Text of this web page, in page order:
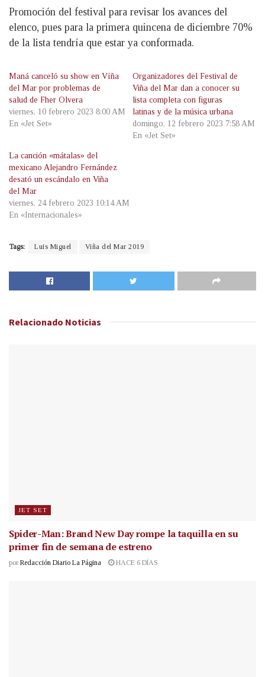
Promoción del festival para revisar los avances del
elenco, pues para la primera quincena de diciembre 70%
de la lista tendría que estar ya conformada.
Maná canceló su show en Víña
del Mar por problemas de
salud de Fher Olvera
viernes, 10 febrero 2023 8:00 AM
En «Jet Set»
Organizadores del Festival de
Viña del Mar dan a conocer su
lista completa con figuras
latinas y de la música urbana
domingo, 12 febrero 2023 7:58 AM
En «Jet Set»
La canción «mátalas» del
mexicano Alejandro Fernández
desató un escándalo en Viña
del Mar
viernes, 24 febrero 2023 10:14 AM
En «Internacionales»
Tags: Luis Miguel Viña del Mar 2019
Relacionado Noticias
JET SET
Spider-Man: Brand New Day rompe la taquilla en su
primer fin de semana de estreno
por Redacción Diario La Página HACE 6 DÍAS